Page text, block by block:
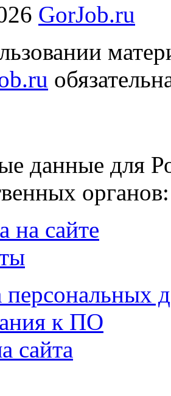
GorJob.ru
данные для
на сайте
персональных
к ПО
сайта